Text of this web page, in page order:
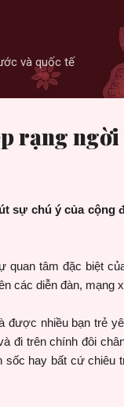
và quốc tế
rạng
sự chú ý của cộng
quan tâm đặc biệt
các diễn đàn, mạng
nhiều bạn trẻ
đi trên chính đôi
hay bất cứ